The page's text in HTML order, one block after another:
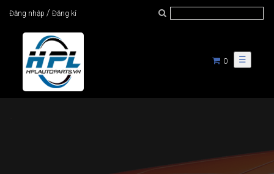
Đăng nhập / Đăng kí
☰
0